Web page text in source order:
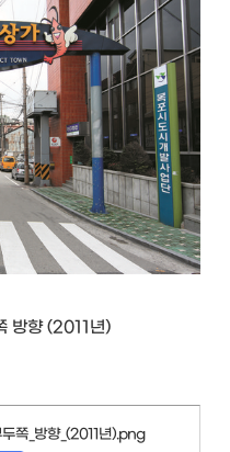
방향 (2011년)
쪽_방향_(2011년).png